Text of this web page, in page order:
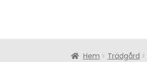
Hem Trädgård